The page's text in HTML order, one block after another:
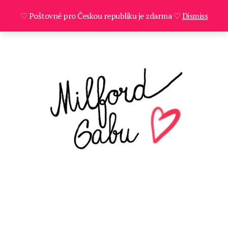
♡ Poštovné pro Českou republiku je zdarma ♡Dismiss